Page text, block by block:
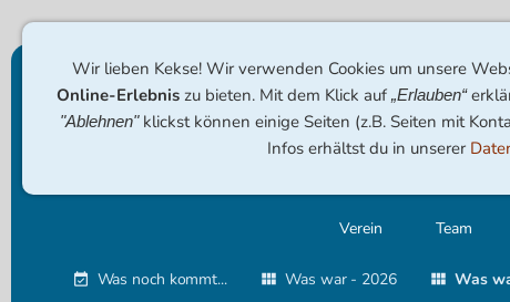
Verein Team
Was noch kommt... Was war - 2026 Was
Wir lieben Kekse! Wir verwenden Cookies um unsere
Online-Erlebnis zu bieten. Mit dem Klick auf „Erlauben“
"Ablehnen" klickst können einige Seiten (z.B. Seiten mit
Infos erhältst du in unserer